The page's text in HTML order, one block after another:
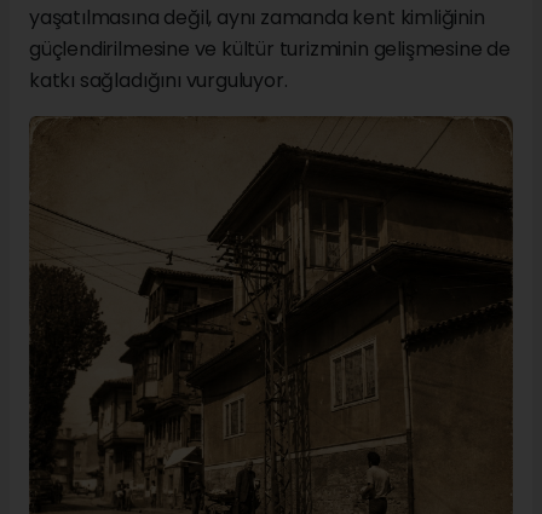
yaşatılmasına değil, aynı zamanda kent kimliğinin
güçlendirilmesine ve kültür turizminin gelişmesine de
katkı sağladığını vurguluyor.